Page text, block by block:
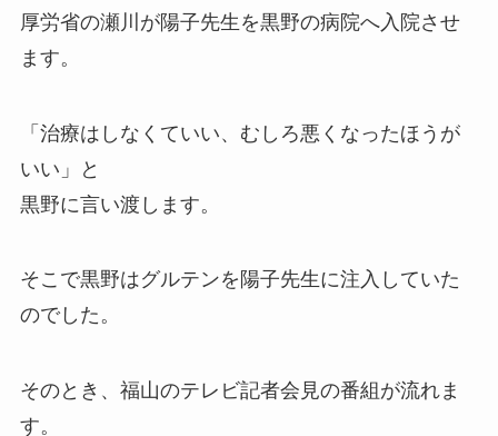
厚労省の瀬川が陽子先生を黒野の病院へ入院させ
ます。
「治療はしなくていい、むしろ悪くなったほうが
いい」と
黒野に言い渡します。
そこで黒野はグルテンを陽子先生に注入していた
のでした。
そのとき、福山のテレビ記者会見の番組が流れま
す。